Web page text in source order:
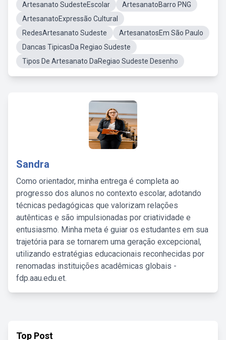
Artesanato SudesteEscolar
ArtesanatoBarro PNG
ArtesanatoExpressão Cultural
RedesArtesanato Sudeste
ArtesanatosEm São Paulo
Dancas TipicasDa Regiao Sudeste
Tipos De Artesanato DaRegiao Sudeste Desenho
Sandra
Como orientador, minha entrega é completa ao
progresso dos alunos no contexto escolar, adotando
técnicas pedagógicas que valorizam relações
autênticas e são impulsionadas por criatividade e
entusiasmo. Minha meta é guiar os estudantes em sua
trajetória para se tornarem uma geração excepcional,
utilizando estratégias educacionais reconhecidas por
renomadas instituições acadêmicas globais -
fdp.aau.edu.et.
Top Post